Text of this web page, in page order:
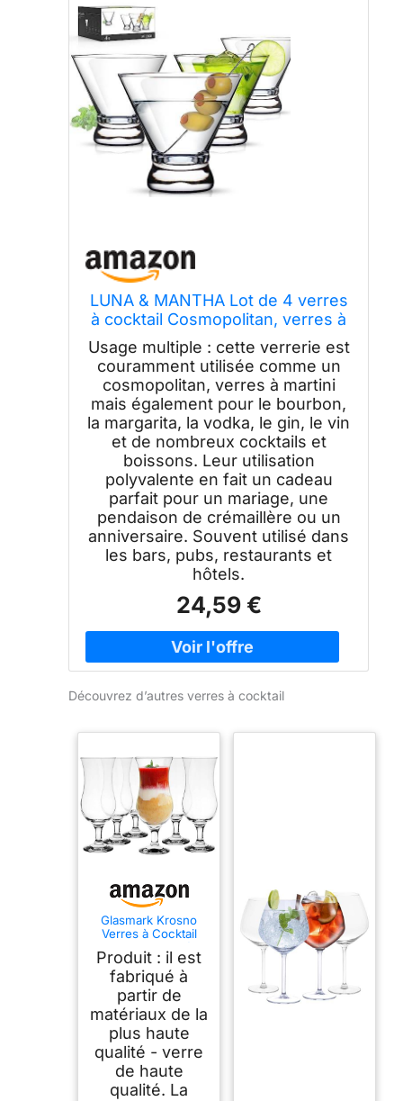
LUNA & MANTHA Lot de 4 verres
à cocktail Cosmopolitan, verres à
martini avec base lourde – Verres
parfaits pour la maison, le bar, le
restaurant, les fêtes – Beau
cadeau de pendaison de
crémaillère
Usage multiple : cette verrerie est
couramment utilisée comme un
cosmopolitan, verres à martini
mais également pour le bourbon,
la margarita, la vodka, le gin, le vin
et de nombreux cocktails et
boissons. Leur utilisation
polyvalente en fait un cadeau
parfait pour un mariage, une
pendaison de crémaillère ou un
anniversaire. Souvent utilisé dans
les bars, pubs, restaurants et
hôtels.
24,59 €
Découvrez d’autres verres à cocktail
Glasmark Krosno
Verres à Cocktail
Eau Smoothie
Dessert Passe Au
Lave-Vaisselle
Transparent 6 x 420
ml
Produit : il est
fabriqué à
partir de
matériaux de la
plus haute
qualité - verre
de haute
qualité. La